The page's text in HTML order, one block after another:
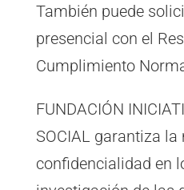
También puede
presencial con el
Cumplimiento
FUNDACIÓN
SOCIAL garantiza
confidencialidad en